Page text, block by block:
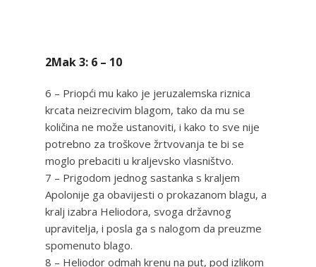
2Mak 3: 6 – 10
6 – Priopći mu kako je jeruzalemska riznica
krcata neizrecivim blagom, tako da mu se
količina ne može ustanoviti, i kako to sve nije
potrebno za troškove žrtvovanja te bi se
moglo prebaciti u kraljevsko vlasništvo.
7 – Prigodom jednog sastanka s kraljem
Apolonije ga obavijesti o prokazanom blagu, a
kralj izabra Heliodora, svoga državnog
upravitelja, i posla ga s nalogom da preuzme
spomenuto blago.
8 – Heliodor odmah krenu na put, pod izlikom